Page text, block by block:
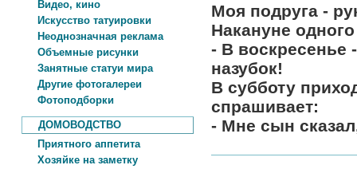
Видео, кино
Искусство татуировки
Неоднозначная реклама
Объемные рисунки
Занятные статуи мира
Другие фотогалереи
Фотоподборки
ДОМОВОДСТВО
Приятного аппетита
Хозяйке на заметку
Моя подруга -
Накануне
- В воскресенье
назубок!
В субботу
спрашивает:
- Мне сын